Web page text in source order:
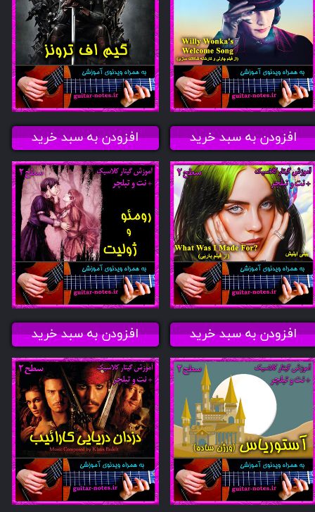
افزودن به سبد خرید افزودن به سبد خرید
افزودن به سبد خرید افزودن به سبد خرید